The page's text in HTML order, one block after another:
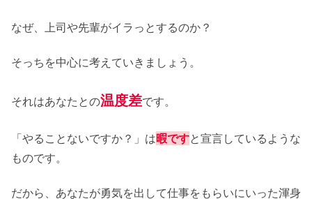
なぜ、上司や先輩がイラっとするのか？
そっちを中心に考えていきましょう。
それはあなたとの温度差です。
「やることないですか？」は暇ですと宣言しているような
ものです。
だから、あなたが勇気を出して仕事をもらいにいった渾身